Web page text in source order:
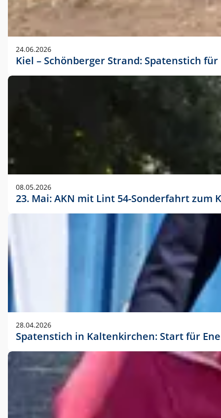
24.06.2026
Kiel – Schönberger Strand: Spatenstich
08.05.2026
23. Mai: AKN mit Lint 54-Sonderfahrt
28.04.2026
Spatenstich in Kaltenkirchen: Start für